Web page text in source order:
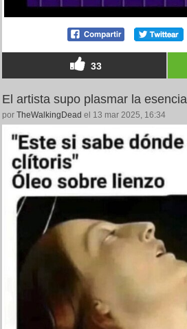
33
El artista supo plasmar la esencia
por TheWalkingDead el 13 mar 2025, 16:34